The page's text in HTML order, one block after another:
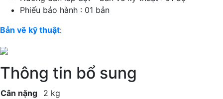
Phiếu bảo hành : 01 bản
Bản vẽ kỹ thuật:
Thông tin bổ sung
Cân nặng
2 kg